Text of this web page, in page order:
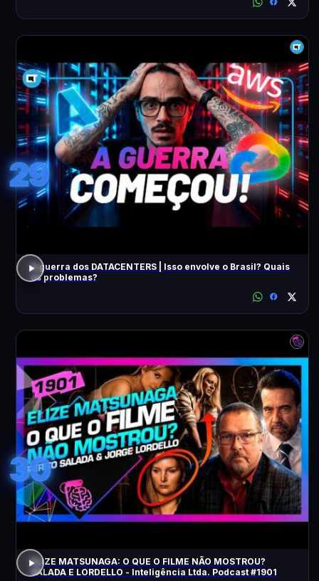
29
A guerra dos DATACENTERS | Isso envolve o Brasil? Quais
os problemas?
30
ELIZE MATSUNAGA: O QUE O FILME NÃO MOSTROU?
SALADA E LORDELLO - Inteligência Ltda. Podcast #1901